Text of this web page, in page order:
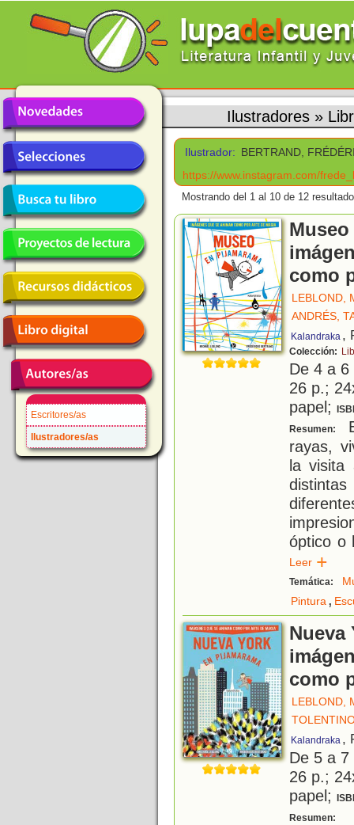
Escritores/as
Ilustradores/as
Ilustradores »
Ilustrador: BERTRAND,
https://www.instagram.com/
Mostrando del 1 al 10 de 12
como
LEBLOND,
ANDRÉS,
Kalandraka ,
Colección:
De 4 a
26 p.;
papel;
Resumen:
rayas,
la visita
óptico o
Leer
Temática:
Pintura,
Nueva
como
LEBLOND,
Kalandraka ,
De 5 a
26 p.;
papel;
Resumen: